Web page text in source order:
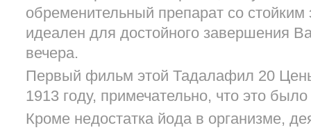
обременительный препарат со
идеален для достойного завершения
вечера.
Первый фильм этой Тадалафил 20
1913 году, примечательно, что это
Кроме недостатка йода в организме,